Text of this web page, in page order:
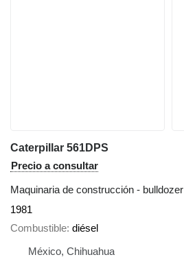
Caterpillar 561DPS
Precio a consultar
Maquinaria de construcción - bulldozer
1981
Combustible diésel
México, Chihuahua